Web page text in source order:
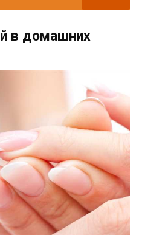
в домашних